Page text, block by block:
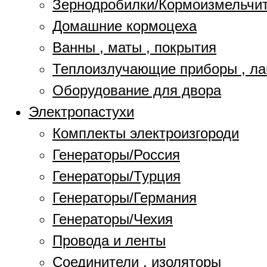
Зернодробилки/
Домашние кормоцеха
Ванны , маты , покрытия
Теплоизлучающие приборы ,
Оборудование для двора
Электропастухи
Комплекты электроизгороди
Генераторы/Россия
Генераторы/Турция
Генераторы/Германия
Генераторы/Чехия
Провода и ленты
Соединители , изоляторы